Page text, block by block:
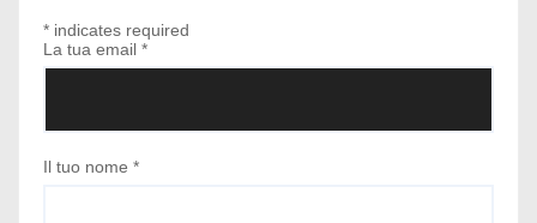
* indicates required
La tua email *
Il tuo nome *